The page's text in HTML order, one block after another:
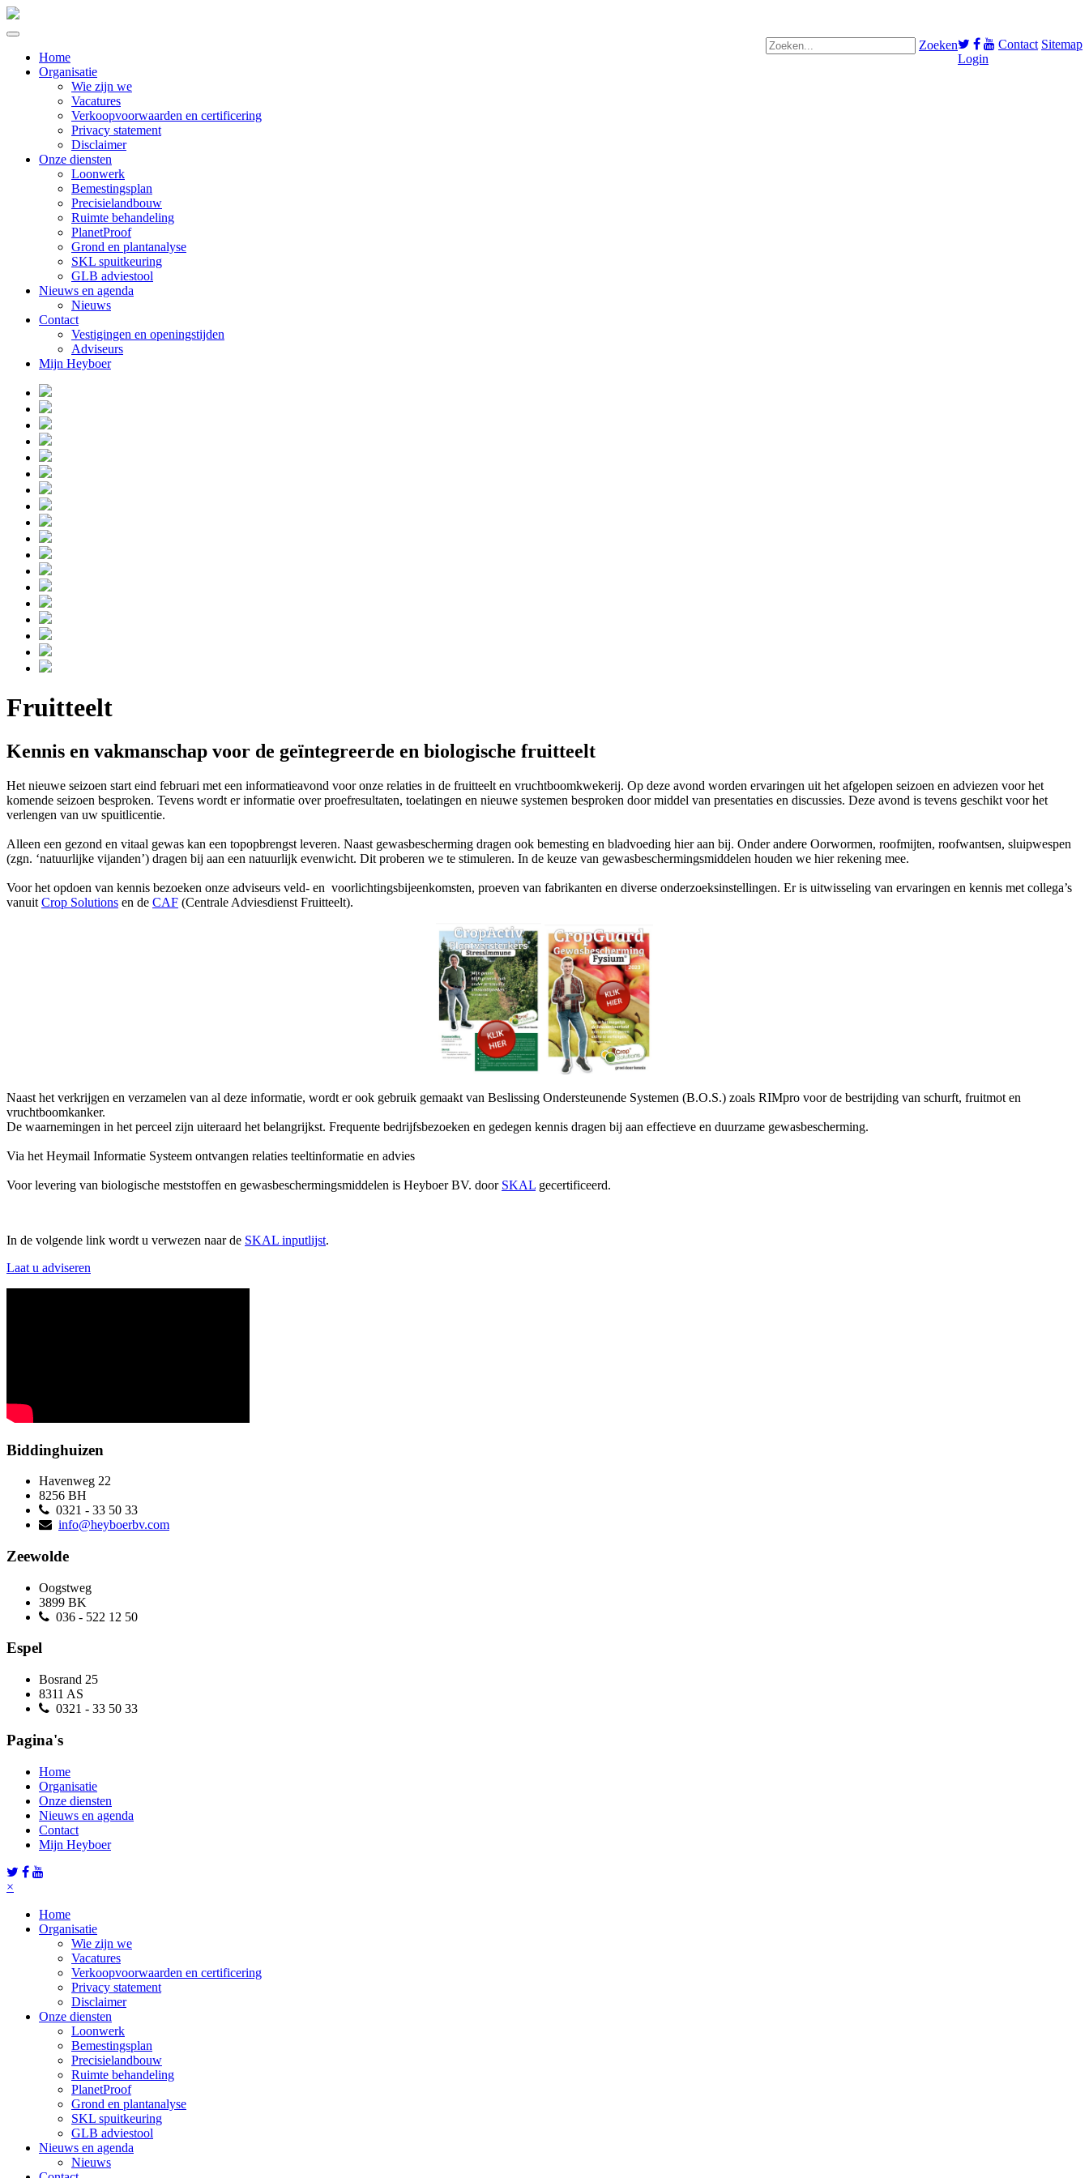
Contact Sitemap
Login
Zoeken
Home
Organisatie
Wie zijn we
Vacatures
Verkoopvoorwaarden en certificering
Privacy statement
Disclaimer
Onze diensten
Loonwerk
Bemestingsplan
Precisielandbouw
Ruimte behandeling
PlanetProof
Grond en plantanalyse
SKL spuitkeuring
GLB adviestool
Nieuws en agenda
Nieuws
Contact
Vestigingen en openingstijden
Adviseurs
Mijn Heyboer
Fruitteelt
Kennis en vakmanschap voor de geïntegreerde en biologische fruitteelt
Het nieuwe seizoen start eind februari met een informatieavond voor onze relaties in de fruitteelt en vruchtboomkwekerij. Op deze avond worden ervaringen uit het afgelopen seizoen en adviezen voor het
komende seizoen besproken. Tevens wordt er informatie over proefresultaten, toelatingen en nieuwe systemen besproken door middel van presentaties en discussies. Deze avond is tevens geschikt voor het
verlengen van uw spuitlicentie.
Alleen een gezond en vitaal gewas kan een topopbrengst leveren. Naast gewasbescherming dragen ook bemesting en bladvoeding hier aan bij. Onder andere Oorwormen, roofmijten, roofwantsen, sluipwespen
(zgn. ‘natuurlijke vijanden’) dragen bij aan een natuurlijk evenwicht. Dit proberen we te stimuleren. In de keuze van gewasbeschermingsmiddelen houden we hier rekening mee.
Voor het opdoen van kennis bezoeken onze adviseurs veld- en voorlichtingsbijeenkomsten, proeven van fabrikanten en diverse onderzoeksinstellingen. Er is uitwisseling van ervaringen en kennis met collega’s
vanuit Crop Solutions en de CAF (Centrale Adviesdienst Fruitteelt).
Naast het verkrijgen en verzamelen van al deze informatie, wordt er ook gebruik gemaakt van Beslissing Ondersteunende Systemen (B.O.S.) zoals RIMpro voor de bestrijding van schurft, fruitmot en
vruchtboomkanker.
De waarnemingen in het perceel zijn uiteraard het belangrijkst. Frequente bedrijfsbezoeken en gedegen kennis dragen bij aan effectieve en duurzame gewasbescherming.
Via het Heymail Informatie Systeem ontvangen relaties teeltinformatie en advies
Voor levering van biologische meststoffen en gewasbeschermingsmiddelen is Heyboer BV. door SKAL gecertificeerd.
In de volgende link wordt u verwezen naar de SKAL inputlijst.
Laat u adviseren
Biddinghuizen
Havenweg 22
8256 BH
0321 - 33 50 33
info@heyboerbv.com
Zeewolde
Oogstweg
3899 BK
036 - 522 12 50
Espel
Bosrand 25
8311 AS
0321 - 33 50 33
Pagina's
Home
Organisatie
Onze diensten
Nieuws en agenda
Contact
Mijn Heyboer
×
Home
Organisatie
Wie zijn we
Vacatures
Verkoopvoorwaarden en certificering
Privacy statement
Disclaimer
Onze diensten
Loonwerk
Bemestingsplan
Precisielandbouw
Ruimte behandeling
PlanetProof
Grond en plantanalyse
SKL spuitkeuring
GLB adviestool
Nieuws en agenda
Nieuws